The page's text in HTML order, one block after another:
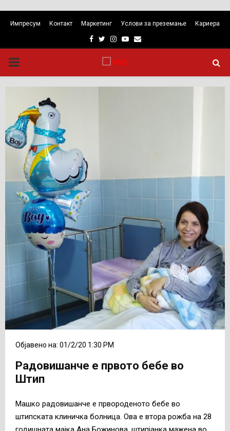
Импресум Контакт Маркетинг Услови за преземање Кариера
Facebook
TwitterInstagram
Youtube
Email
PRIMARY
MENU
Објавено на: 01/2/20 1:30 PM
Радовишанче е првото бебе во
Штип
Машко радовишанче е првороденото бебе во
штипската клиничка болница. Ова е втора рожба на 28